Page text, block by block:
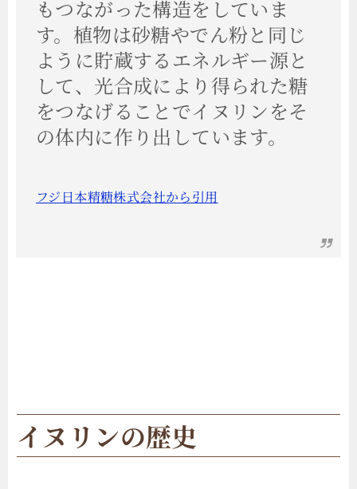
もつながった構造をしていま
す。植物は砂糖やでん粉と同じ
ように貯蔵するエネルギー源と
して、光合成により得られた糖
をつなげることでイヌリンをそ
の体内に作り出しています。
フジ日本精糖株式会社から引用
イヌリンの歴史